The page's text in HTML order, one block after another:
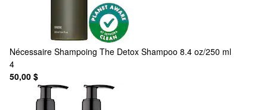
Nécessaire Shampoing The Detox Shampoo 8.4 oz/250 ml
4
50,00 $